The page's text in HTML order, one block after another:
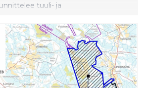
tuuli- ja
myös sähkönsiirto, jota varten
eri vaihtoehtoa.